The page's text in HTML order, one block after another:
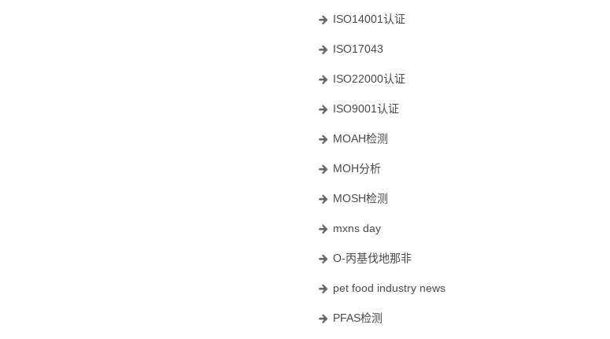
ISO14001认证
ISO17043
ISO22000认证
ISO9001认证
MOAH检测
MOH分析
MOSH检测
mxns day
O-丙基伐地那非
pet food industry news
PFAS检测